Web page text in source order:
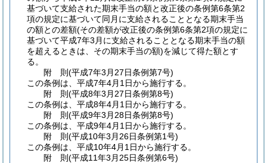
基づいて支給された期末手当の額と改正後の条例第6条第2
項の規定に基づいて同月に支給されることとなる期末手当
の額との差額(その差額が改正後の条例第6条第2項の規定に
基づいて平成7年3月に支給されることとなる期末手当の額
を超えるときは、その期末手当の額)を減じて得た額とす
る。
附 則(平成7年3月27日条例第7号)
この条例は、平成7年4月1日から施行する。
附 則(平成8年3月27日条例第8号)
この条例は、平成8年4月1日から施行する。
附 則(平成9年3月28日条例第8号)
この条例は、平成9年4月1日から施行する。
附 則(平成10年3月26日条例第1号)
この条例は、平成10年4月1日から施行する。
附 則(平成11年3月25日条例第6号)